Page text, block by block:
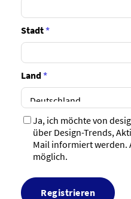
Stadt*
Land*
Ja, ich möchte von
über Design-Trends,
Mail informiert werden.
möglich.
Registrieren